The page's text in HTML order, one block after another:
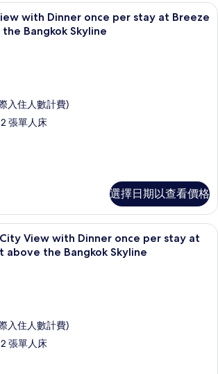
1 間臥室、埃及棉床單、高級寢具、客
with Dinner once per stay at Breeze
Bangkok Skyline
入住人數計費)
張單人床
選擇日期以查看價格
Tower Club Suite City View with
View with Dinner once per stay at
above the Bangkok Skyline
入住人數計費)
張單人床